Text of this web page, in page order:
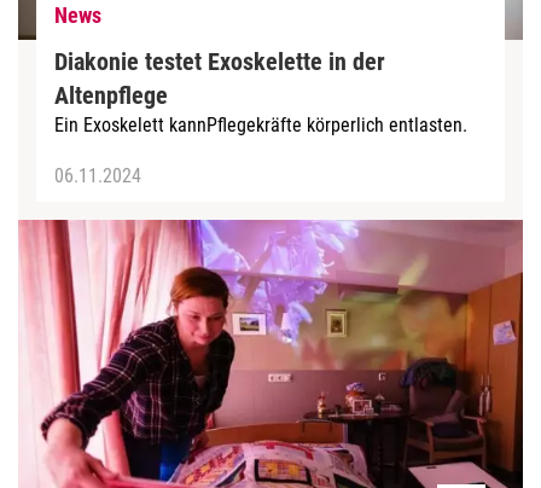
News
Diakonie testet Exoskelette in der
Altenpflege
Ein Exoskelett kannPflegekräfte körperlich entlasten.
06.11.2024